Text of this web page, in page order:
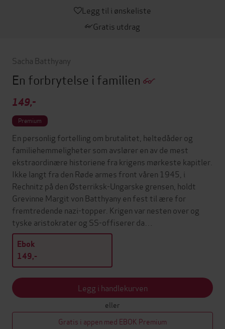
Legg til i ønskeliste
Gratis utdrag
Sacha Batthyany
En forbrytelse i familien
149,-
Premium
En personlig fortelling om brutalitet, heltedåder og
familiehemmeligheter som avslører en av de mest
ekstraordinære historiene fra krigens mørkeste kapitler.
Ikke langt fra den Røde armes front våren 1945, i
Rechnitz på den Østerriksk-Ungarske grensen, holdt
Grevinne Margit von Batthyany en fest til ære for
fremtredende nazi-topper. Krigen var nesten over og
tyske aristokrater og SS-offiserer da…
Ebok
149,-
Legg i handlekurven
eller
Gratis i appen med EBOK Premium